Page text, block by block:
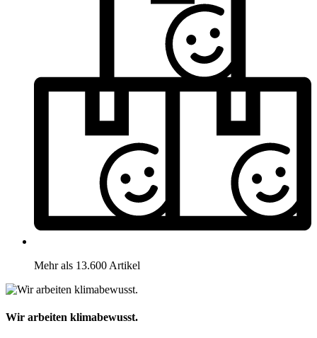
Mehr als 13.600 Artikel
Wir arbeiten klimabewusst.